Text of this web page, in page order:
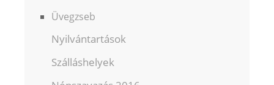
Üvegzseb
Nyilvántartások
Szálláshelyek